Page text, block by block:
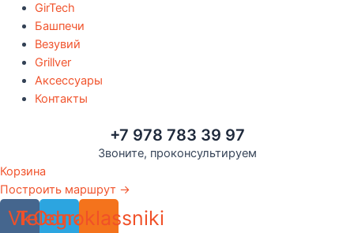
GirTech
Башпечи
Везувий
Grillver
Аксессуары
Контакты
+7 978 783 39 97
Звоните, проконсультируем
Корзина
Построить маршрут →
Vk
Telegram
Odnoklassniki